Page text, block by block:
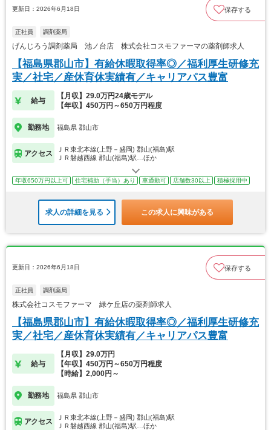
更新日：2026年6月18日 保存する
正社員 調剤薬局
げんじろう調剤薬局 池ノ台店 株式会社コスモファーマの薬剤師求人
【福島県郡山市】有給休暇取得率◎／福利厚生研修充
実／社宅／産休育休実績有／キャリアパス豊富
給与
【月収】29.0万円24歳モデル
【年収】450万円～650万円程度
勤務地 福島県 郡山市
アクセス
ＪＲ東北本線(上野－盛岡) 郡山(福島)駅
ＪＲ磐越西線 郡山(福島)駅…ほか
年収650万円以上可 住宅補助（手当）あり 車通勤可 店舗数30以上 積極採用中
求人の詳細を見る この求人に興味がある
更新日：2026年6月18日 保存する
正社員 調剤薬局
株式会社コスモファーマ 緑ケ丘店の薬剤師求人
【福島県郡山市】有給休暇取得率◎／福利厚生研修充
実／社宅／産休育休実績有／キャリアパス豊富
給与
【月収】29.0万円
【年収】450万円～650万円程度
【時給】2,000円～
勤務地 福島県 郡山市
アクセス
ＪＲ東北本線(上野－盛岡) 郡山(福島)駅
ＪＲ磐越西線 郡山(福島)駅…ほか